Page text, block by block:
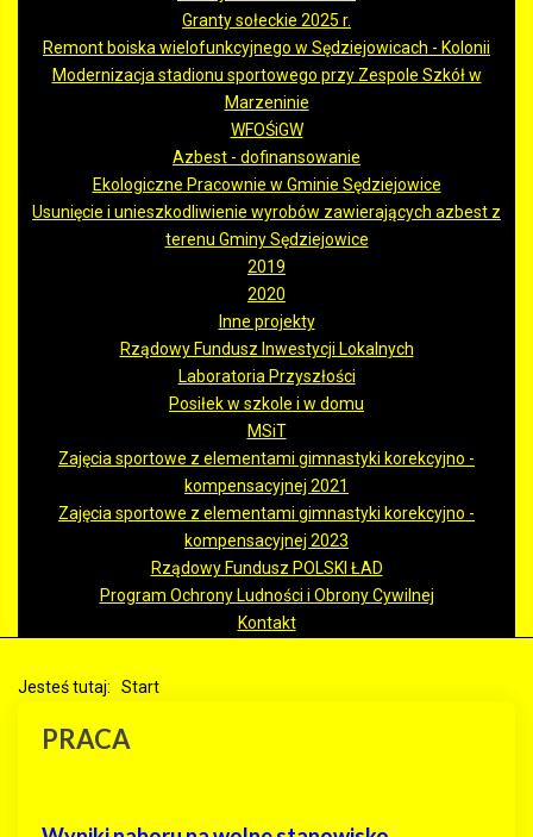
Granty sołeckie 2025 r.
Remont boiska wielofunkcyjnego w Sędziejowicach - Kolonii
Modernizacja stadionu sportowego przy Zespole Szkół w
Marzeninie
WFOŚiGW
Azbest - dofinansowanie
Ekologiczne Pracownie w Gminie Sędziejowice
Usunięcie i unieszkodliwienie wyrobów zawierających azbest z
terenu Gminy Sędziejowice
2019
2020
Inne projekty
Rządowy Fundusz Inwestycji Lokalnych
Laboratoria Przyszłości
Posiłek w szkole i w domu
MSiT
Zajęcia sportowe z elementami gimnastyki korekcyjno -
kompensacyjnej 2021
Zajęcia sportowe z elementami gimnastyki korekcyjno -
kompensacyjnej 2023
Rządowy Fundusz POLSKI ŁAD
Program Ochrony Ludności i Obrony Cywilnej
Kontakt
Jesteś tutaj: Start
PRACA